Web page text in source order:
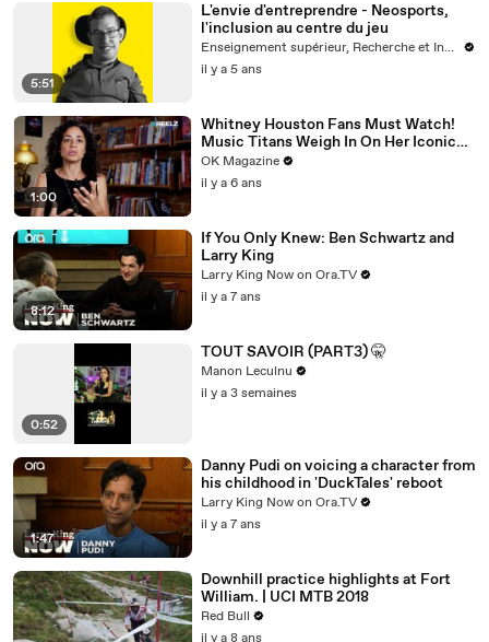
5:51
L'envie d'entreprendre - Neosports,
l'inclusion au centre du jeu
Enseignement supérieur, Recherche et Innovation
il y a 5 ans
1:00
Whitney Houston Fans Must Watch!
Music Titans Weigh In On Her Iconic
Hits In REELZ Doc
OK Magazine
il y a 6 ans
8:12
If You Only Knew: Ben Schwartz and
Larry King
Larry King Now on Ora.TV
il y a 7 ans
0:52
TOUT SAVOIR (PART3) 🤫
Manon Leculnu
il y a 3 semaines
1:47
Danny Pudi on voicing a character from
his childhood in 'DuckTales' reboot
Larry King Now on Ora.TV
il y a 7 ans
Downhill practice highlights at Fort
William. | UCI MTB 2018
Red Bull